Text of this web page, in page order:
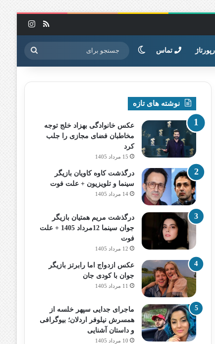
خوراک
تماس تغییر پوسته جستجو
برای
نوشته های تازه
عکس خانوادگی بهزاد خلج توجه
مخاطبان فضای مجازی را جلب
کرد
15 مرداد 1405
درگذشت کاوه کاویان بازیگر
سینما و تلویزیون + علت فوت
14 مرداد 1405
درگذشت مریم همتیان بازیگر
جوان سینما 12مرداد 1405 + علت
فوت
12 مرداد 1405
عکس ازدواج اما رابرتز بازیگر
جوان با کودی جان
11 مرداد 1405
ماجرای جدایی سپهر خلسه از
همسرش نیلوفر اردلان؛ بیوگرافی
و داستان آشنایی
10 مرداد 1405